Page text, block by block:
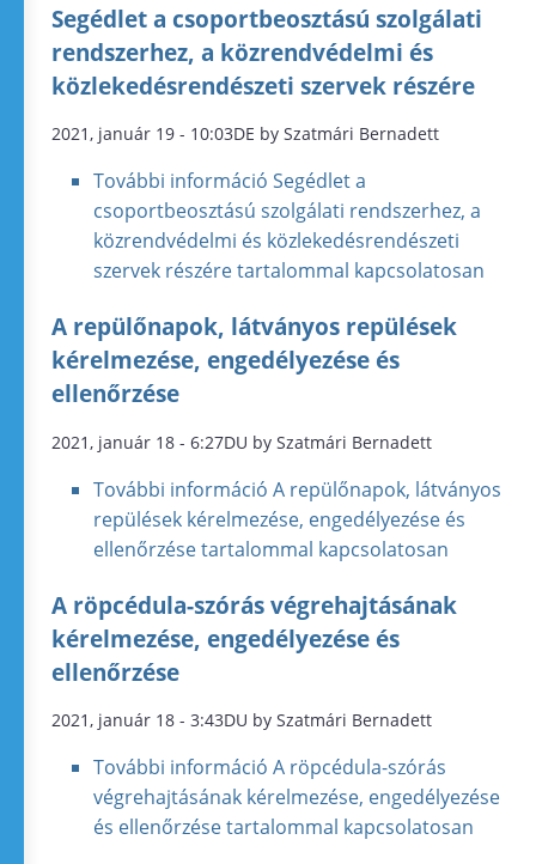
Segédlet a csoportbeosztású szolgálati
rendszerhez, a közrendvédelmi és
közlekedésrendészeti szervek részére
2021, január 19 - 10:03DE by Szatmári Bernadett
További információ Segédlet a
csoportbeosztású szolgálati rendszerhez, a
közrendvédelmi és közlekedésrendészeti
szervek részére tartalommal kapcsolatosan
A repülőnapok, látványos repülések
kérelmezése, engedélyezése és
ellenőrzése
2021, január 18 - 6:27DU by Szatmári Bernadett
További információ A repülőnapok, látványos
repülések kérelmezése, engedélyezése és
ellenőrzése tartalommal kapcsolatosan
A röpcédula-szórás végrehajtásának
kérelmezése, engedélyezése és
ellenőrzése
2021, január 18 - 3:43DU by Szatmári Bernadett
További információ A röpcédula-szórás
végrehajtásának kérelmezése, engedélyezése
és ellenőrzése tartalommal kapcsolatosan